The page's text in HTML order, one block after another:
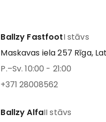
Ballzy FastfootI stāvs
Maskavas iela 257 Rīga,
P.–Sv. 10:00 - 21:00
+371 28008562
Ballzy AlfaII stāvs